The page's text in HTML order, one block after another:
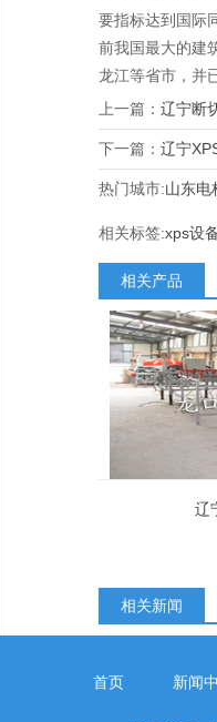
要指标达到国际
前我国最大的建
龙江等省市，并
上一篇： 辽宁断
下一篇： 辽宁
热门城市:山东电
相关标签:xps设
相关产品
辽
相关新闻
首页 新闻